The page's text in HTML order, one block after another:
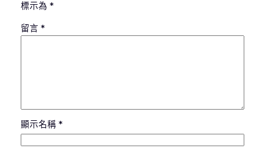
標示為 *
留言 *
顯示名稱 *